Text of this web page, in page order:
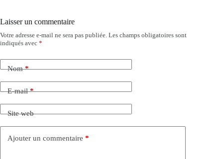
Laisser un commentaire
Votre adresse e-mail ne sera pas publiée. Les champs obligatoires sont
indiqués avec *
Nom*
E-mail*
Site web
Ajouter un commentaire *